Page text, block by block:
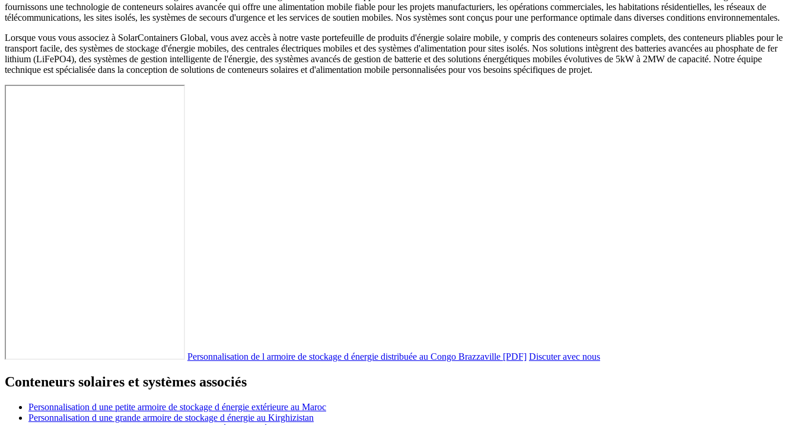
fournissons une technologie de conteneurs solaires avancée qui offre une alimentation mobile fiable pour les projets manufacturiers, les opérations commerciales, les habitations résidentielles, les réseaux de
télécommunications, les sites isolés, les systèmes de secours d'urgence et les services de soutien mobiles. Nos systèmes sont conçus pour une performance optimale dans diverses conditions environnementales.
Lorsque vous vous associez à SolarContainers Global, vous avez accès à notre vaste portefeuille de produits d'énergie solaire mobile, y compris des conteneurs solaires complets, des conteneurs pliables pour le
transport facile, des systèmes de stockage d'énergie mobiles, des centrales électriques mobiles et des systèmes d'alimentation pour sites isolés. Nos solutions intègrent des batteries avancées au phosphate de fer
lithium (LiFePO4), des systèmes de gestion intelligente de l'énergie, des systèmes avancés de gestion de batterie et des solutions énergétiques mobiles évolutives de 5kW à 2MW de capacité. Notre équipe
technique est spécialisée dans la conception de solutions de conteneurs solaires et d'alimentation mobile personnalisées pour vos besoins spécifiques de projet.
Personnalisation de l armoire de stockage d énergie distribuée au Congo Brazzaville [PDF] Discuter avec nous
Conteneurs solaires et systèmes associés
Personnalisation d une petite armoire de stockage d énergie extérieure au Maroc
Personnalisation d une grande armoire de stockage d énergie au Kirghizistan